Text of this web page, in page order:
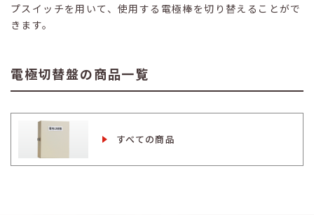
プスイッチを用いて、使用する電極棒を切り替えることがで
きます。
電極切替盤の商品一覧
すべての商品